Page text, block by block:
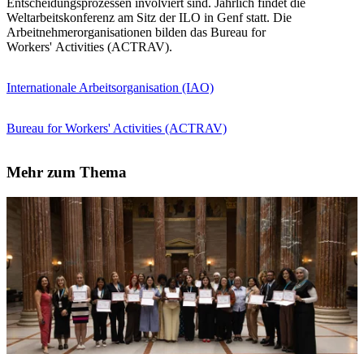
Weltarbeitskonferenz am Sitz der ILO in Genf statt. Die
Arbeitnehmerorganisationen bilden das Bureau for
Workers' Activities (ACTRAV).
Internationale Arbeitsorganisation (IAO)
Bureau for Workers' Activities (ACTRAV)
Mehr zum Thema